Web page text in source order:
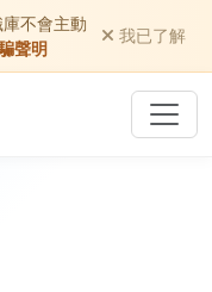
不會主動
聲明
我已了解